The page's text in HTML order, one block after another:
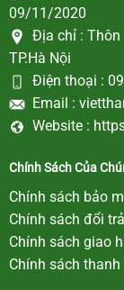
09/11/2020
Địa chỉ : Thôn
TP.Hà Nội
Điện thoại :
Email :
Website :
Chính Sách Của
Chính sách bảo
Chính sách đổi
Chính sách giao
Chính sách